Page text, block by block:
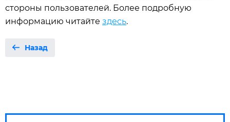
стороны пользователей. Более подробную
информацию читайте здесь.
Назад